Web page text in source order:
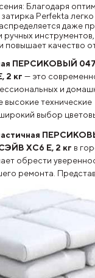
Благодаря
Perfekta
даже
ручных
повышает качество
ПЕРСИКОВЫЙ
2 кг — это
и
технические
выбор
XC6 Е, 2 кг в
обрести
ремонта.